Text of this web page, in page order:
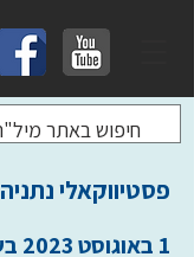
פסטיווקאלי נתניה 2023
1 באוגוסט 2023 בשעה 9:00:00